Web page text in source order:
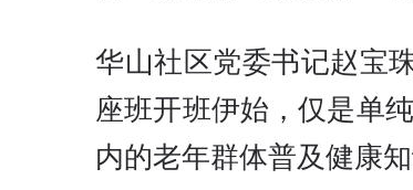
华山社区党委书记赵宝
座班开班伊始，仅是单
内的老年群体普及健康